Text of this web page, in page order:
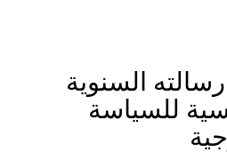
السنوية
للسياسة